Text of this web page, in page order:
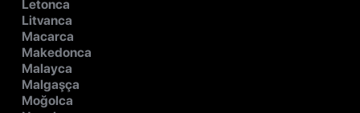
Letonca
Litvanca
Macarca
Makedonca
Malayca
Malgaşça
Moğolca